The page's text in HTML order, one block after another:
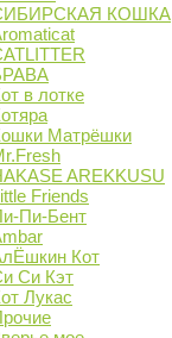
КОШКА
в лотке
Матрёшки
AREKKUSU
Friends
Пи-Бент
Кот
Си Кэт
Лукас